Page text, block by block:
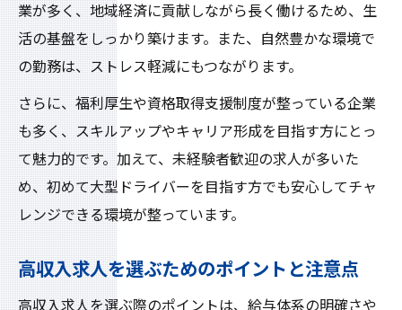
業が多く、地域経済に貢献しながら長く働けるため、生
活の基盤をしっかり築けます。また、自然豊かな環境で
の勤務は、ストレス軽減にもつながります。
さらに、福利厚生や資格取得支援制度が整っている企業
も多く、スキルアップやキャリア形成を目指す方にとっ
て魅力的です。加えて、未経験者歓迎の求人が多いた
め、初めて大型ドライバーを目指す方でも安心してチャ
レンジできる環境が整っています。
高収入求人を選ぶためのポイントと注意点
高収入求人を選ぶ際のポイントは、給与体系の明確さや